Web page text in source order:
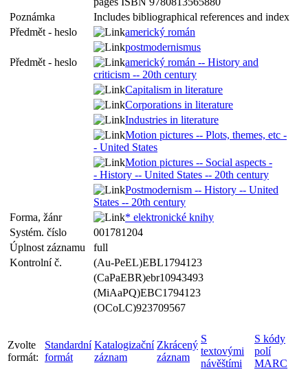
Poznámka
Includes bibliographical references and index
Předmět - heslo
americký román
postmodernismus
Předmět - heslo
americký román -- History and
criticism -- 20th century
Capitalism in literature
Corporations in literature
Industries in literature
Motion pictures -- Plots, themes, etc -
- United States
Motion pictures -- Social aspects -
- History -- United States -- 20th century
Postmodernism -- History -- United
States -- 20th century
Forma, žánr
* elektronické knihy
Systém. číslo
001781204
Úplnost záznamu
full
Kontrolní č.
(Au-PeEL)EBL1794123
(CaPaEBR)ebr10943493
(MiAaPQ)EBC1794123
(OCoLC)923709567
Zvolte
formát:
Standardní
formát
Katalogizační
záznam
Zkrácený
záznam
S
textovými
návěštími
S kódy
polí
MARC